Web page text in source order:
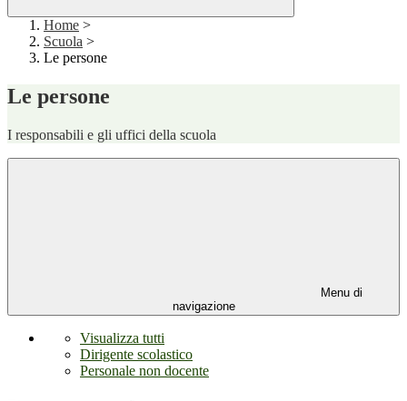
Home >
Scuola >
Le persone
Le persone
I responsabili e gli uffici della scuola
Menu di
navigazione
Visualizza tutti
Dirigente scolastico
Personale non docente